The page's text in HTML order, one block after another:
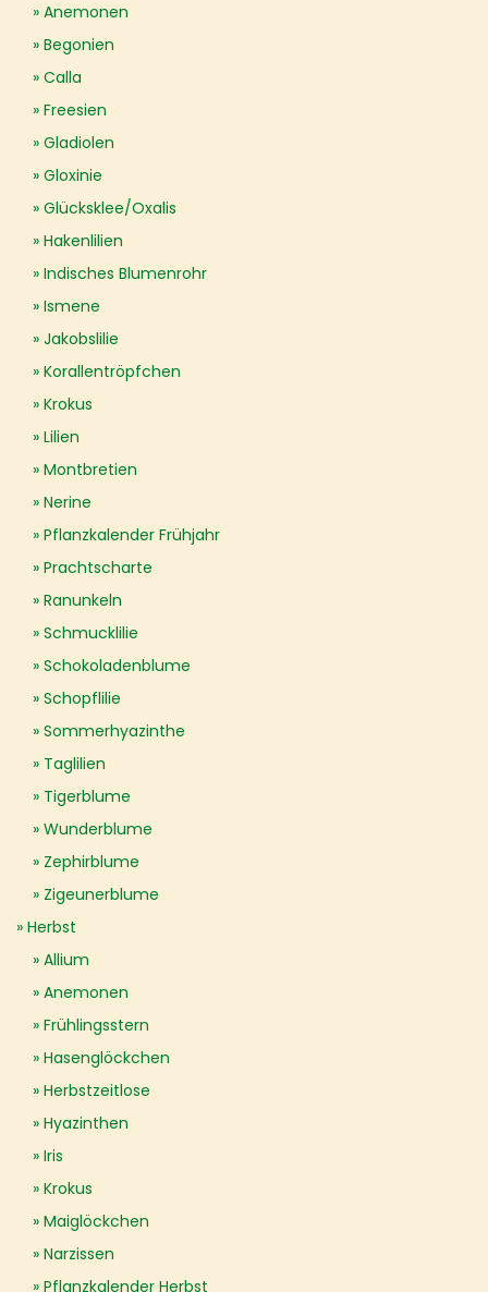
Anemonen
Begonien
Calla
Freesien
Gladiolen
Gloxinie
Glücksklee/Oxalis
Hakenlilien
Indisches Blumenrohr
Ismene
Jakobslilie
Korallentröpfchen
Krokus
Lilien
Montbretien
Nerine
Pflanzkalender Frühjahr
Prachtscharte
Ranunkeln
Schmucklilie
Schokoladenblume
Schopflilie
Sommerhyazinthe
Taglilien
Tigerblume
Wunderblume
Zephirblume
Zigeunerblume
Herbst
Allium
Anemonen
Frühlingsstern
Hasenglöckchen
Herbstzeitlose
Hyazinthen
Iris
Krokus
Maiglöckchen
Narzissen
Pflanzkalender Herbst